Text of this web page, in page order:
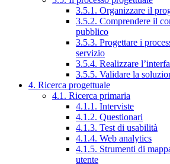
3.5.1. Organizzare il
3.5.2. Comprendere il
pubblico
3.5.3. Progettare i
servizio
3.5.4. Realizzare
3.5.5. Validare la
4. Ricerca progettuale
4.1. Ricerca primaria
4.1.1. Interviste
4.1.2. Questionari
4.1.3. Test di usabilità
4.1.4. Web analytics
4.1.5. Strumenti di
utente